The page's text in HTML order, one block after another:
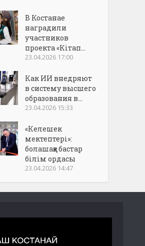
В Костанае
наградили
участников
проекта «Кітап...
23.04.2026 17:00
Как ИИ внедряют
в систему высшего
образования в...
23.04.2026 15:33
«Келешек
мектептері»:
болашаққа бастар
білім ордасы
23.04.2026 14:47